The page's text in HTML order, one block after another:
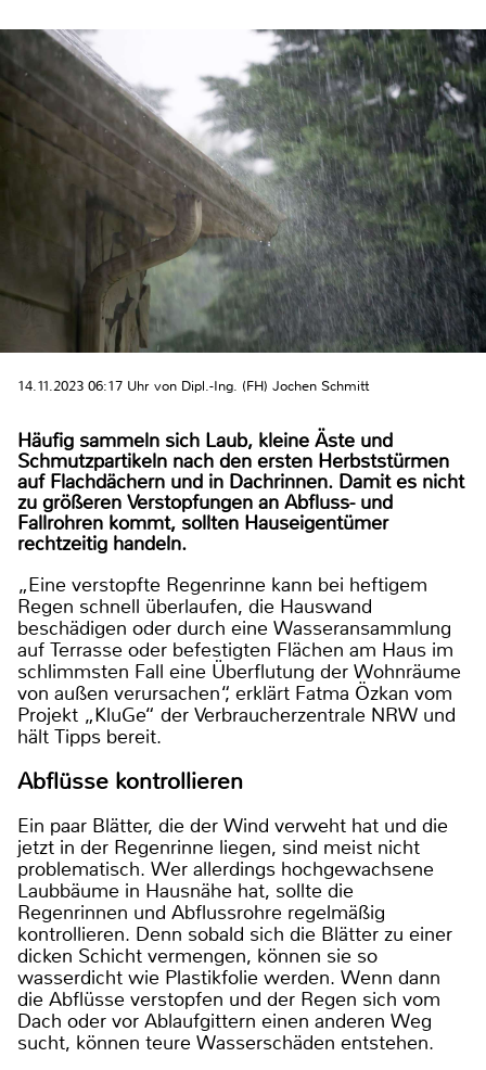
14.11.2023 06:17 Uhr von Dipl.-Ing. (FH) Jochen Schmitt
Häufig sammeln sich Laub, kleine Äste und
Schmutzpartikeln nach den ersten Herbststürmen
auf Flachdächern und in Dachrinnen. Damit es nicht
zu größeren Verstopfungen an Abfluss- und
Fallrohren kommt, sollten Hauseigentümer
rechtzeitig handeln.
„Eine verstopfte Regenrinne kann bei heftigem
Regen schnell überlaufen, die Hauswand
beschädigen oder durch eine Wasseransammlung
auf Terrasse oder befestigten Flächen am Haus im
schlimmsten Fall eine Überflutung der Wohnräume
von außen verursachen“, erklärt Fatma Özkan vom
Projekt „KluGe“ der Verbraucherzentrale NRW und
hält Tipps bereit.
Abflüsse kontrollieren
Ein paar Blätter, die der Wind verweht hat und die
jetzt in der Regenrinne liegen, sind meist nicht
problematisch. Wer allerdings hochgewachsene
Laubbäume in Hausnähe hat, sollte die
Regenrinnen und Abflussrohre regelmäßig
kontrollieren. Denn sobald sich die Blätter zu einer
dicken Schicht vermengen, können sie so
wasserdicht wie Plastikfolie werden. Wenn dann
die Abflüsse verstopfen und der Regen sich vom
Dach oder vor Ablaufgittern einen anderen Weg
sucht, können teure Wasserschäden entstehen.